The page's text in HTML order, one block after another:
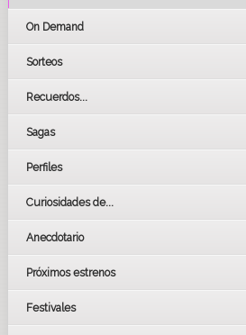
On Demand
Sorteos
Recuerdos...
Sagas
Perfiles
Curiosidades de...
Anecdotario
Próximos estrenos
Festivales